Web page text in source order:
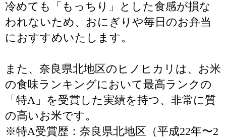
冷めても「もっちり」とした食感が損な
われないため、おにぎりや毎日のお弁当
におすすめいたします。
また、奈良県北地区のヒノヒカリは、お米
の食味ランキングにおいて最高ランクの
「特A」を受賞した実績を持つ、非常に質
の高いお米です。
※特A受賞歴：奈良県北地区（平成22年〜2